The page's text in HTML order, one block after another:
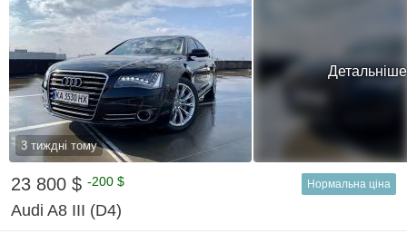
3 тиждні тому
Детальніше
23 800 $ -200 $ Нормальна ціна
Audi A8 III (D4)